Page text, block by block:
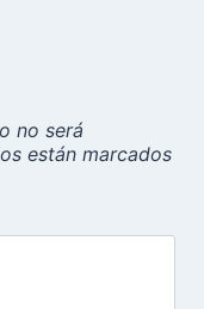
no será
están marcados